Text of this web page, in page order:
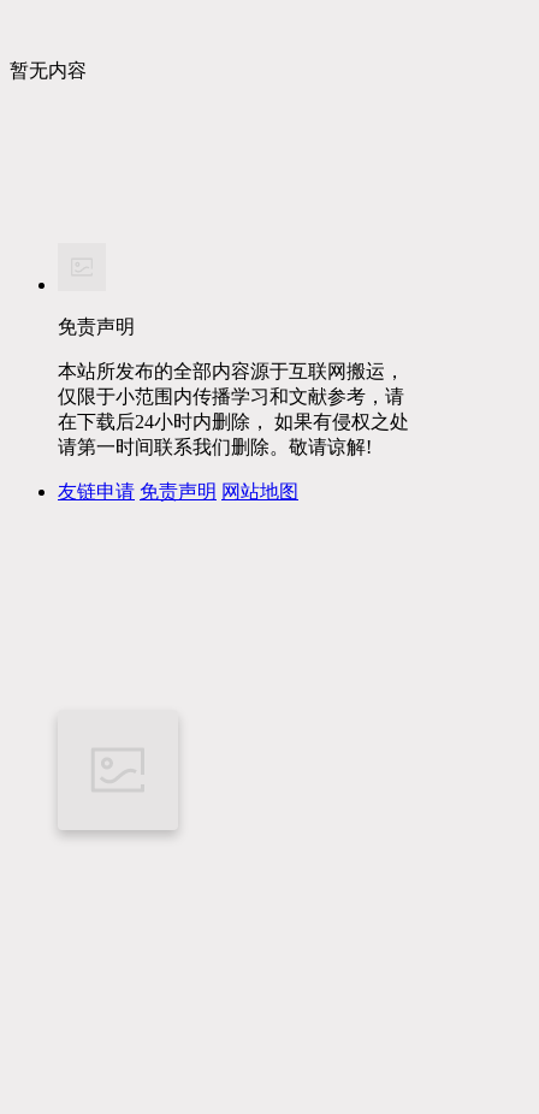
暂无内容
免责声明
本站所发布的全部内容源于互联网搬运，
仅限于小范围内传播学习和文献参考，请
在下载后24小时内删除， 如果有侵权之处
请第一时间联系我们删除。敬请谅解!
友链申请 免责声明 网站地图